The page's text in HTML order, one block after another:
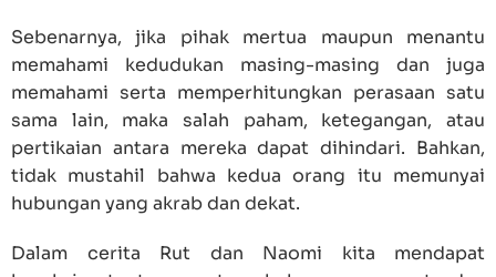
Sebenarnya, jika pihak mertua maupun menantu
memahami kedudukan masing-masing dan juga
memahami serta memperhitungkan perasaan satu
sama lain, maka salah paham, ketegangan, atau
pertikaian antara mereka dapat dihindari. Bahkan,
tidak mustahil bahwa kedua orang itu memunyai
hubungan yang akrab dan dekat.
Dalam cerita Rut dan Naomi kita mendapat